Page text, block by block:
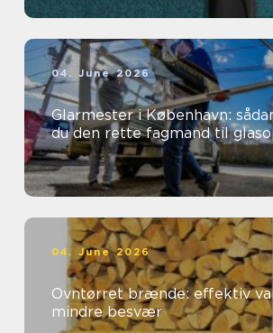
04. June 2026
Glarmester i København:
du den rette fagmand til
04. June 2026
Ovntørret brænde: effektiv
mindre besvær